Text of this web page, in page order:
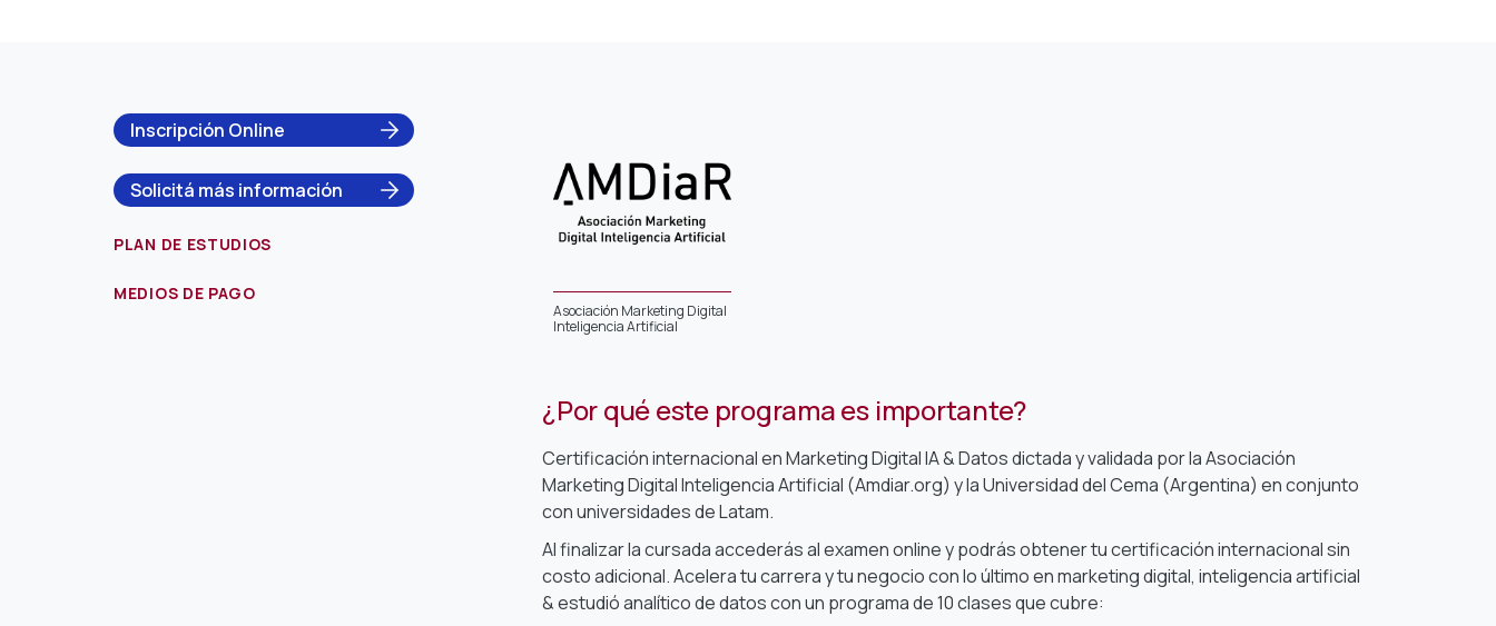
Inscripción Online
Solicitá más información
PLAN DE ESTUDIOS
MEDIOS DE PAGO
Asociación Marketing Digital
Inteligencia Artificial
¿Por qué este programa es importante?
Certificación internacional en Marketing Digital IA & Datos dictada y validada por la Asociación
Marketing Digital Inteligencia Artificial (Amdiar.org) y la Universidad del Cema (Argentina) en conjunto
con universidades de Latam.
Al finalizar la cursada accederás al examen online y podrás obtener tu certificación internacional sin
costo adicional. Acelera tu carrera y tu negocio con lo últimoen marketing digital, inteligencia artificial
& estudió analíticode datos con un programa de 10 clases que cubre: